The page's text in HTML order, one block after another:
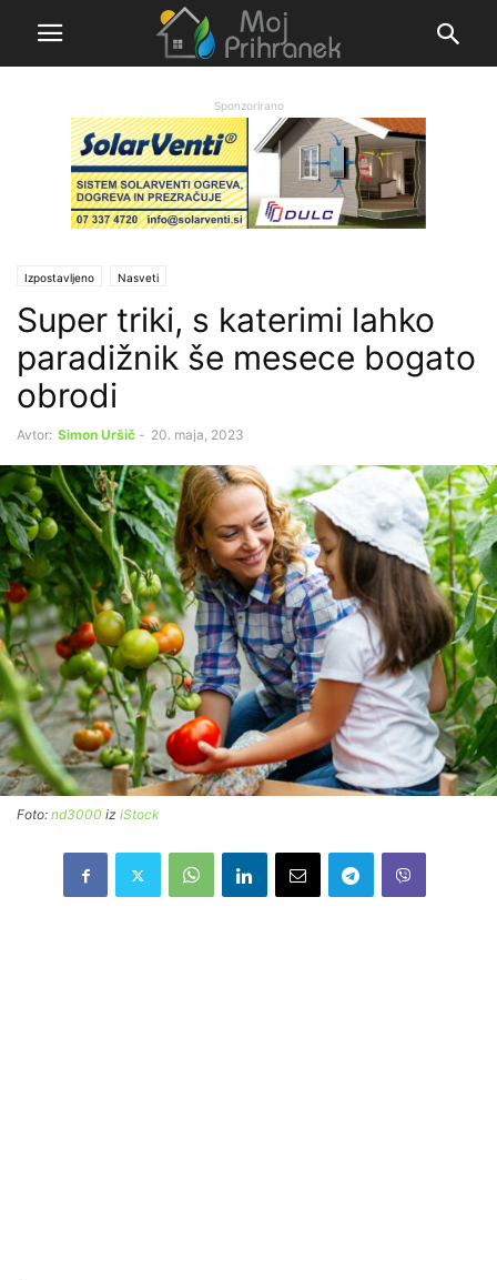
Sponzorirano
Izpostavljeno Nasveti
Super triki, s katerimi lahko
paradižnik še mesece bogato
obrodi
Avtor: Simon Uršič - 20. maja, 2023
Foto: nd3000 iz iStock